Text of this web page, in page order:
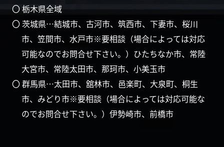
〇 栃木県全域
〇 茨城県…結城市、古河市、筑西市、下妻市、桜川
市、笠間市、水戸市※要相談（場合によっては対応
可能なのでお問合せ下さい。）ひたちなか市、常陸
大宮市、常陸太田市、那珂市、小美玉市
〇 群馬県…太田市、舘林市、邑楽町、大泉町、桐生
市、みどり市※要相談（場合によっては対応可能な
のでお問合せ下さい。）伊勢崎市、前橋市